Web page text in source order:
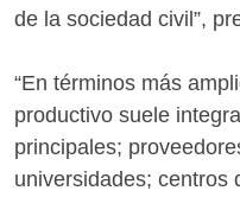
de la sociedad civil”,
“En términos más
productivo suele
principales;
universidades; centros